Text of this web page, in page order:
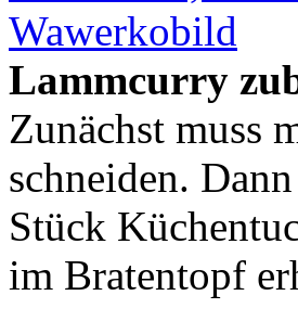
Lammcurry
Zunächst muss
schneiden.
Stück
im Bratentopf